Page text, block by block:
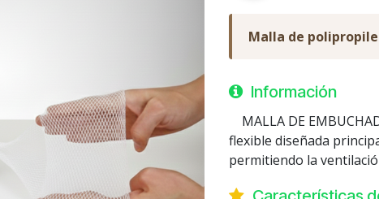
Malla de
Información
MALLA DE
flexible diseñada
permitiendo la